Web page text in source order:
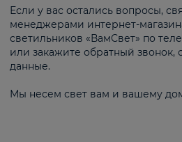
Если у вас остались вопросы,
менеджерами интернет-
светильников «ВамСвет» по
или закажите обратный звонок,
данные.
Мы несем свет вам и вашему